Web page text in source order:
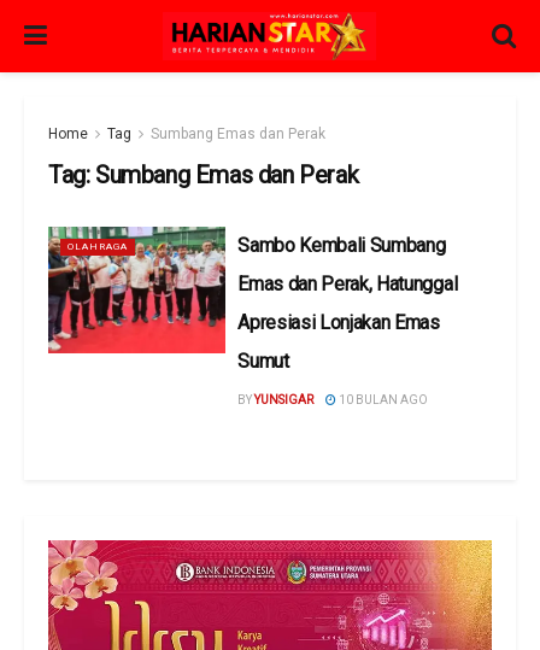
Home Tag Sumbang Emas dan Perak
Tag: Sumbang Emas dan Perak
OLAHRAGA
Sambo Kembali Sumbang
Emas dan Perak, Hatunggal
Apresiasi Lonjakan Emas
Sumut
BYYUNSIGAR 10 BULAN AGO